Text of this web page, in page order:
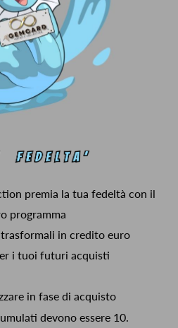
premia la tua fedeltà con il
programma
in credito euro
i tuoi futuri acquisti
in fase di acquisto
devono essere 10.